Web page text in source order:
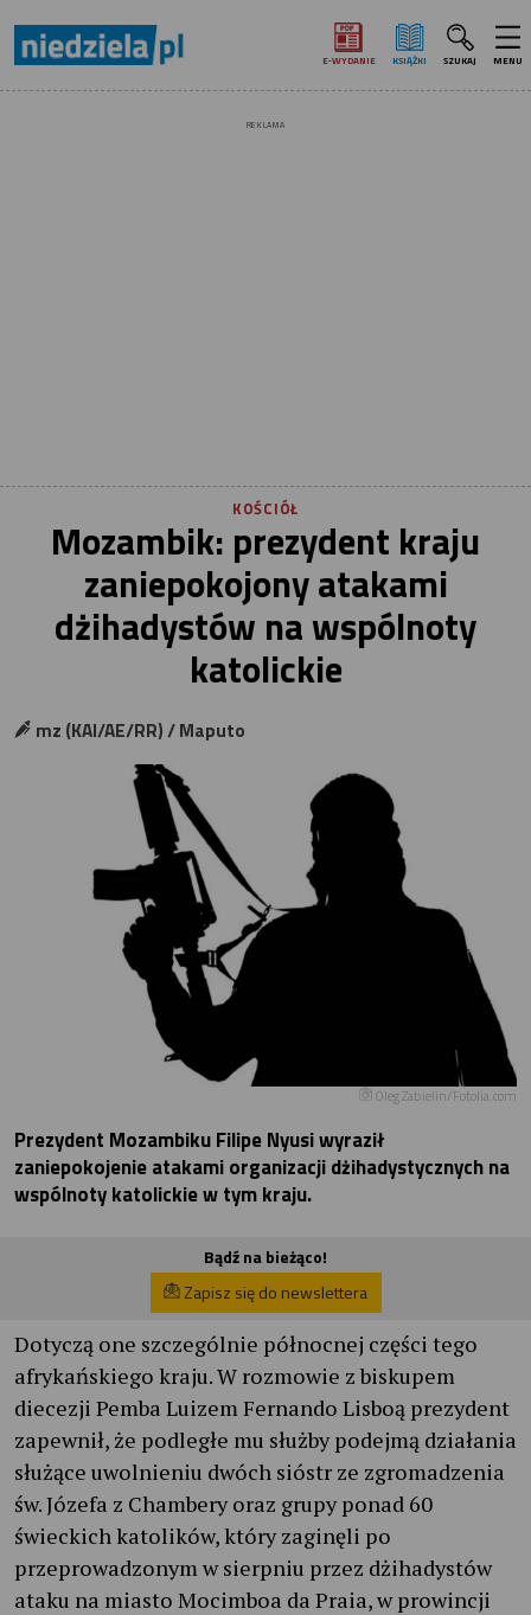
E‑WYDANIE KSIĄŻKI SZUKAJ MENU
REKLAMA
KOŚCIÓŁ
Mozambik: prezydent kraju
zaniepokojony atakami
dżihadystów na wspólnoty
katolickie
mz (KAI/AE/RR) / Maputo
Oleg Zabielin/Fotolia.com
Prezydent Mozambiku Filipe Nyusi wyraził
zaniepokojenie atakami organizacji dżihadystycznych na
wspólnoty katolickie w tym kraju.
Bądź na bieżąco!
Zapisz się do newslettera
Dotyczą one szczególnie północnej części tego
afrykańskiego kraju. W rozmowie z biskupem
diecezji Pemba Luizem Fernando Lisboą prezydent
zapewnił, że podległe mu służby podejmą działania
służące uwolnieniu dwóch sióstr ze zgromadzenia
św. Józefa z Chambery oraz grupy ponad 60
świeckich katolików, który zaginęli po
przeprowadzonym w sierpniu przez dżihadystów
ataku na miasto Mocimboa da Praia, w prowincji